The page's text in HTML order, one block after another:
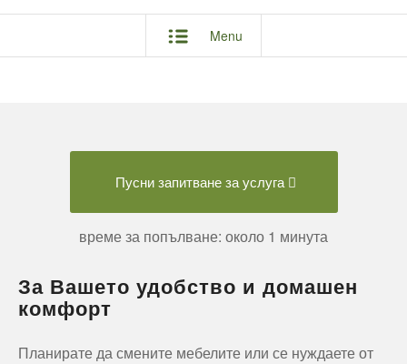
Menu
Пусни запитване за услуга
време за попълване: около 1 минута
За Вашето удобство и домашен
комфорт
Планирате да смените мебелите или се нуждаете от